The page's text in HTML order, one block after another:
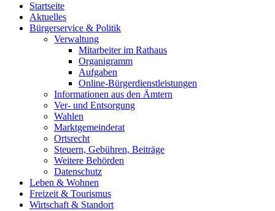
Startseite
Aktuelles
Bürgerservice & Politik
Verwaltung
Mitarbeiter im Rathaus
Organigramm
Aufgaben
Online-Bürgerdienstleistungen
Informationen aus den Ämtern
Ver- und Entsorgung
Wahlen
Marktgemeinderat
Ortsrecht
Steuern, Gebühren, Beiträge
Weitere Behörden
Datenschutz
Leben & Wohnen
Freizeit & Tourismus
Wirtschaft & Standort